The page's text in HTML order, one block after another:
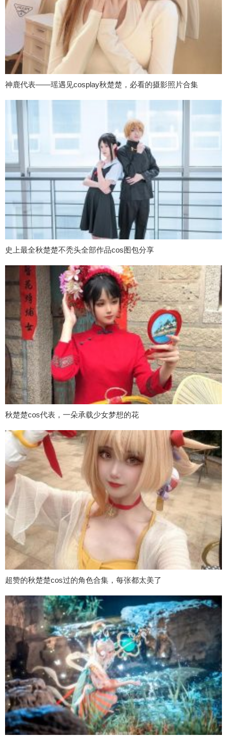
神鹿代表——瑶遇见cosplay秋楚楚，必看的摄影照片合集
史上最全秋楚楚不秃头全部作品cos图包分享
秋楚楚cos代表，一朵承载少女梦想的花
超赞的秋楚楚cos过的角色合集，每张都太美了